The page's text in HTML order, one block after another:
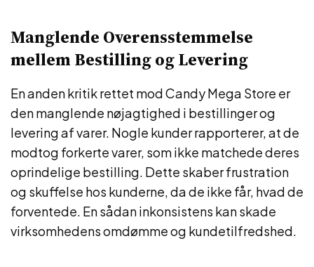
Manglende Overensstemmelse
mellem Bestilling og Levering
En anden kritik rettet mod Candy Mega Store er
den manglende nøjagtighed i bestillinger og
levering af varer. Nogle kunder rapporterer, at de
modtog forkerte varer, som ikke matchede deres
oprindelige bestilling. Dette skaber frustration
og skuffelse hos kunderne, da de ikke får, hvad de
forventede. En sådan inkonsistens kan skade
virksomhedens omdømme og kundetilfredshed.